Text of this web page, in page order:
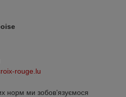
rouge.lu
норм ми зобов’язуємося